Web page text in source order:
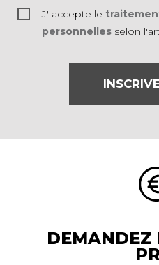
J' accepte le
personnellesselon
DEMANDEZ